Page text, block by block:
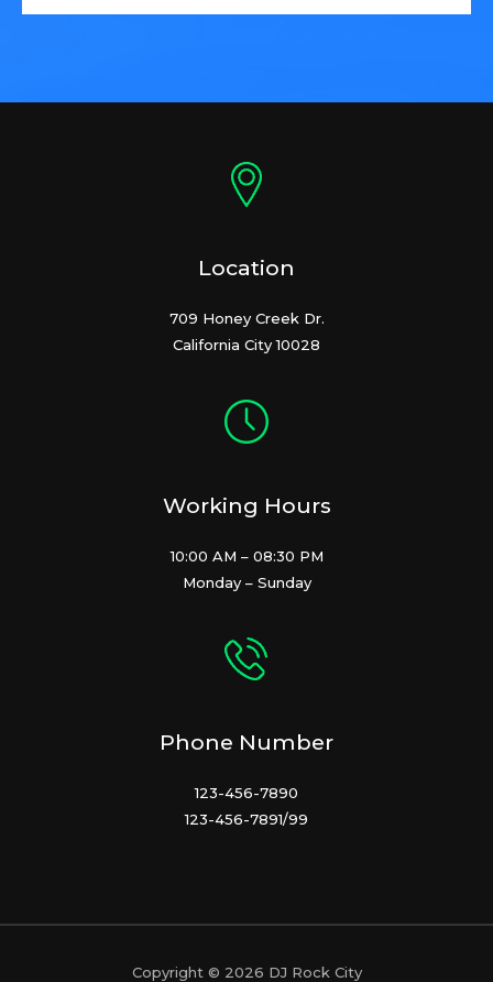
Location
709 Honey Creek Dr.
California City 10028
Working Hours
10:00 AM – 08:30 PM
Monday – Sunday
Phone Number
123-456-7890
123-456-7891/99
Copyright © 2026 DJ Rock City